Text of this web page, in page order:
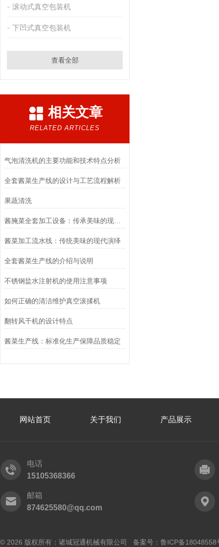
滚动式真空包装机
下凹式真空包装机
查看全部
相关文章
RELATED ARTICLES
气泡清洗机的主要功能和技术特点分析
全套酱菜生产线的设计与工艺流程解析
果蔬清洗
酱腌菜全套加工设备：传承美味的现代科技之选
酱菜加工流水线：传统美味的现代演绎
全套酱菜生产线的介绍与说明
不锈钢盐水注射机的使用注意事项
如何正确的清洁维护真空滚揉机
翻转风干机的设计特点
酱菜生产线：标准化生产保障品质稳定
网站首页 关于我们 产品展示
电话
15105368366
邮箱
874625580@qq.com
© 2026 版权所有：诸城冠通机械有限公司 备案号： 鲁ICP备18048558